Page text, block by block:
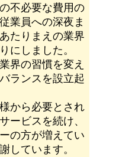
不必要な費用の
業員への深夜ま
たりまえの業界
にしました。
界の習慣を変え
ランスを設立起
から必要とされ
ービスを続け、
の方が増えてい
しています。